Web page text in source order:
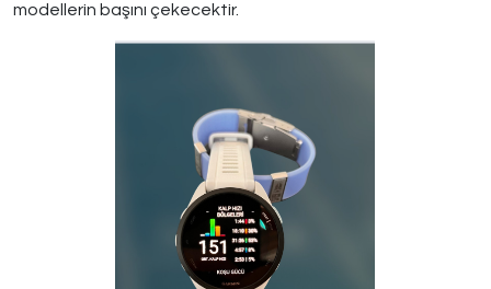
modellerin başını çekecektir.